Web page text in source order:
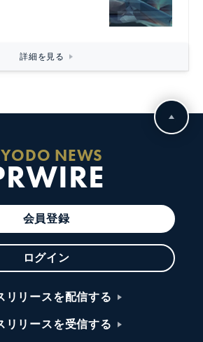
詳細を見る
NEWS
会員登録
ログイン
リリースを配信する
リリースを受信する